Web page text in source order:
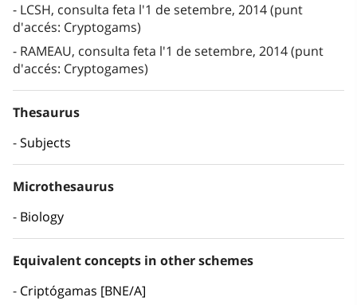
LCSH, consulta feta l'1 de setembre, 2014 (punt
d'accés: Cryptogams)
RAMEAU, consulta feta l'1 de setembre, 2014 (punt
d'accés: Cryptogames)
Thesaurus
Subjects
Microthesaurus
Biology
Equivalent concepts in other schemes
Criptógamas [BNE/A]